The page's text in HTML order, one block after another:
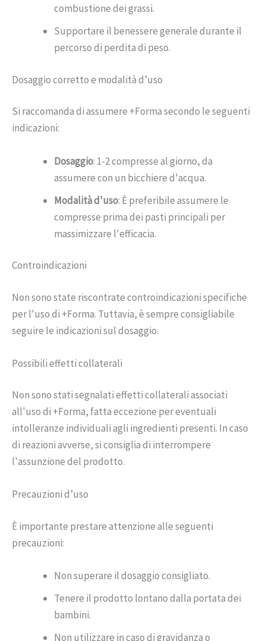
combustione dei grassi.
Supportare il benessere generale durante il
percorso di perdita di peso.
Dosaggio corretto e modalità d’uso
Si raccomanda di assumere +Forma secondo le seguenti
indicazioni:
Dosaggio: 1-2 compresse al giorno, da
assumere con un bicchiere d'acqua.
Modalità d'uso: È preferibile assumere le
compresse prima dei pasti principali per
massimizzare l'efficacia.
Controindicazioni
Non sono state riscontrate controindicazioni specifiche
per l'uso di +Forma. Tuttavia, è sempre consigliabile
seguire le indicazioni sul dosaggio.
Possibili effetti collaterali
Non sono stati segnalati effetti collaterali associati
all'uso di +Forma, fatta eccezione per eventuali
intolleranze individuali agli ingredienti presenti. In caso
di reazioni avverse, si consiglia di interrompere
l'assunzione del prodotto.
Precauzioni d’uso
È importante prestare attenzione alle seguenti
precauzioni:
Non superare il dosaggio consigliato.
Tenere il prodotto lontano dalla portata dei
bambini.
Non utilizzare in caso di gravidanza o